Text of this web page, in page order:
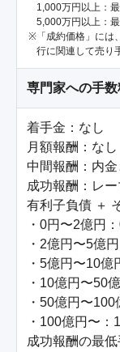
1,000万円以上：
5,000万円以上：
「成約価格」に
行に関連して売り
専門家への手数
着手金：なし
月額報酬：なし
中間報酬：内
成功報酬：レ
有利子負債 ＋
・0円〜2億円
・2億円〜5億
・5億円〜10億
・10億円〜50
・50億円〜
・100億円〜：
成功報酬の最